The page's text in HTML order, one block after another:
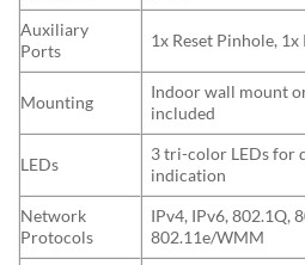
Auxiliary
Ports
1x Reset Pinhole,
Mounting
Indoor wall mount
included
LEDs
3 tri-color LEDs for
indication
Network
Protocols
IPv4, IPv6, 802.1Q,
802.11e/WMM